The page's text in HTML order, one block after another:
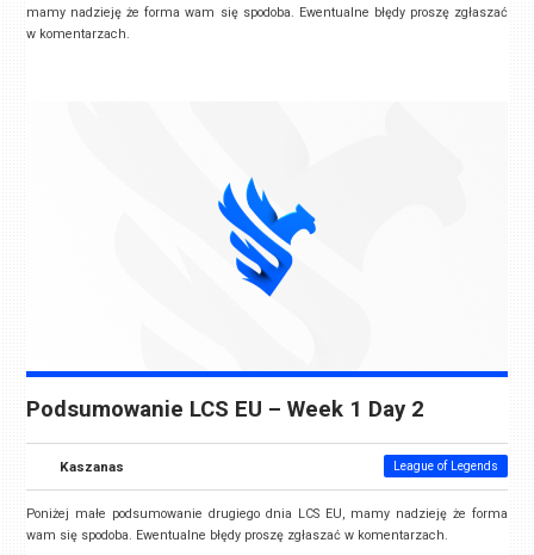
mamy nadzieję że forma wam się spodoba. Ewentualne błędy proszę zgłaszać
w komentarzach.
Podsumowanie LCS EU – Week 1 Day 2
Kaszanas League of Legends
Poniżej małe podsumowanie drugiego dnia LCS EU, mamy nadzieję że forma
wam się spodoba. Ewentualne błędy proszę zgłaszać w komentarzach.